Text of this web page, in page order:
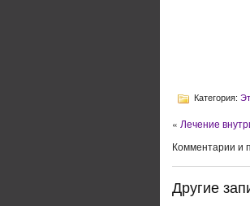
Категория:
« Лечение
Комментарии и
Другие